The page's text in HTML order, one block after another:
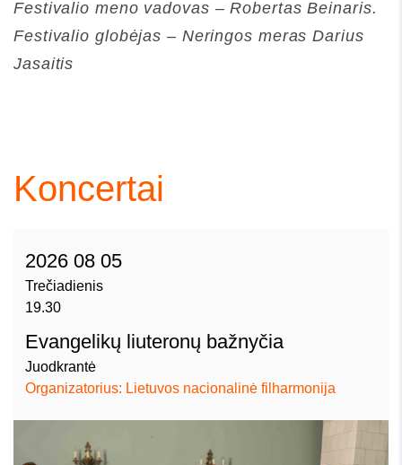
Festivalio meno vadovas – Robertas Beinaris.
Festivalio globėjas – Neringos meras Darius
Jasaitis
Koncertai
2026 08 05
Trečiadienis
19.30
Evangelikų liuteronų bažnyčia
Juodkrantė
Organizatorius: Lietuvos nacionalinė filharmonija